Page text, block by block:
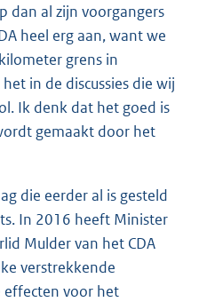
dan al zijn voorgangers
heel erg aan, want we
grens in
in de discussies die wij
Ik denk dat het goed is
gemaakt door het
die eerder al is gesteld
In 2016 heeft Minister
Mulder van het CDA
verstrekkende
effecten voor het